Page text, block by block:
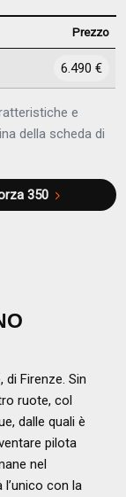
Prezzo
6.490 €
e
della scheda di
350
Firenze. Sin
ruote, col
dalle quali è
pilota
nel
con la